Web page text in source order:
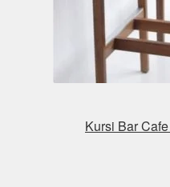
Kursi Bar